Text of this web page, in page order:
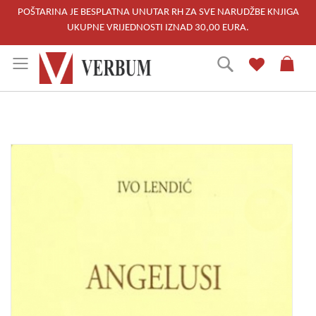
POŠTARINA JE BESPLATNA UNUTAR RH ZA SVE NARUDŽBE KNJIGA
UKUPNE VRIJEDNOSTI IZNAD 30,00 EURA.
to
Content
Traži
Skip